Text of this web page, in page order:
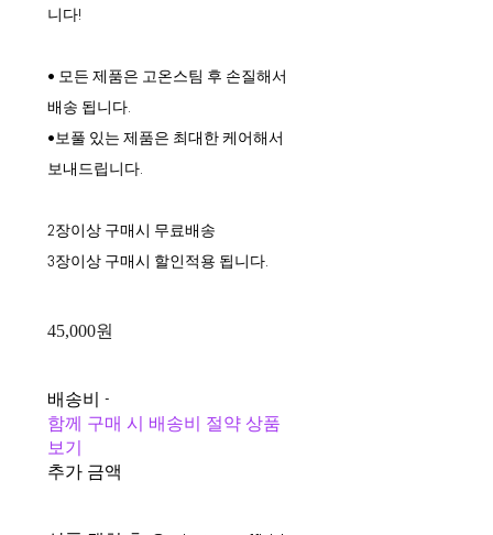
니다!
• 모든 제품은 고온스팀 후 손질해서
배송 됩니다.
•보풀 있는 제품은 최대한 케어해서
보내드립니다.
2장이상 구매시 무료배송
3장이상 구매시 할인적용 됩니다.
45,000원
배송비 -
함께 구매 시 배송비 절약 상품
보기
추가 금액